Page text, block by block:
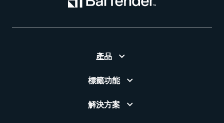
產品
標籤功能
解決方案